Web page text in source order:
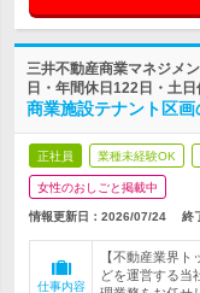
三井不動産商業マネジメ
日・年間休日122日・土日
商業施設テナント区
正社員 業種未経験OK
女性のおしごと掲載中
情報更新日：2026/07/24 終
仕事内容
【不動産業界
どを運営する当